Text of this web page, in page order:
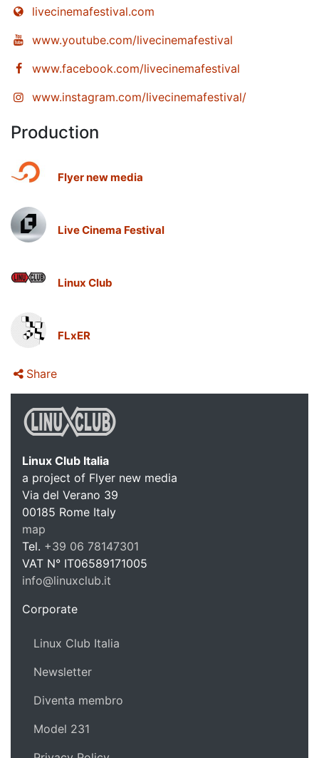
livecinemafestival.com
www.youtube.com/livecinemafestival
www.facebook.com/livecinemafestival
www.instagram.com/livecinemafestival/
Production
Flyer new media
Live Cinema Festival
Linux Club
FLxER
Share
Linux
Linux Club Italia
a project of Flyer new media
Via del Verano 39
00185 Rome Italy
map
Tel. +39 06 78147301
VAT N° IT06589171005
info@linuxclub.it
Corporate
Linux Club Italia
Newsletter
Diventa membro
Model 231